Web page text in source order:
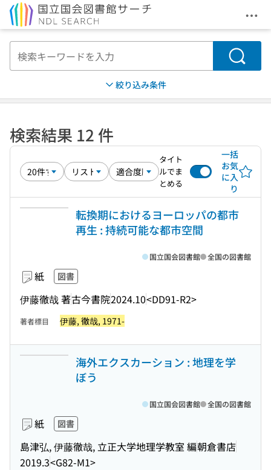
メ
検索
絞り込み条件
検索結果 12 件
タイト
ルでま
とめる
一括
お気
に入
り
転換期におけるヨーロッパの都市
再生 : 持続可能な都市空間
紙 図書
伊藤徹哉 著古今書院2024.10<DD91-R2>
国立国会図書館 全国の図書館
著者標目 伊藤, 徹哉, 1971-
海外エクスカーション : 地理を学
ぼう
紙 図書
島津弘, 伊藤徹哉, 立正大学地理学教室 編朝倉書店
2019.3<G82-M1>
国立国会図書館 全国の図書館